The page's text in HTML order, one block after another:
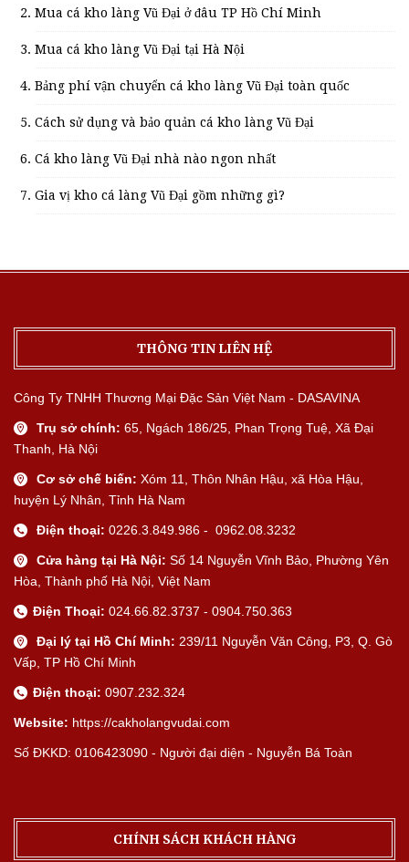
Mua cá kho làng Vũ Đại ở đâu TP Hồ Chí Minh
Mua cá kho làng Vũ Đại tại Hà Nội
Bảng phí vận chuyển cá kho làng Vũ Đại toàn quốc
Cách sử dụng và bảo quản cá kho làng Vũ Đại
Cá kho làng Vũ Đại nhà nào ngon nhất
Gia vị kho cá làng Vũ Đại gồm những gì?
THÔNG TIN LIÊN HỆ
Công Ty TNHH Thương Mại Đặc Sản Việt Nam - DASAVINA
Trụ sở chính: 65, Ngách 186/25, Phan Trọng Tuệ, Xã Đại
Thanh, Hà Nội
Cơ sở chế biến: Xóm 11, Thôn Nhân Hậu, xã Hòa Hậu,
huyện Lý Nhân, Tỉnh Hà Nam
Điện thoại: 0226.3.849.986 - 0962.08.3232
Cửa hàng tại Hà Nội: Số 14 Nguyễn Vĩnh Bảo, Phường Yên
Hòa, Thành phố Hà Nội, Việt Nam
Điện Thoại: 024.66.82.3737 - 0904.750.363
Đại lý tại Hồ Chí Minh: 239/11 Nguyễn Văn Công, P3, Q. Gò
Vấp, TP Hồ Chí Minh
Điện thoại: 0907.232.324
Website: https://cakholangvudai.com
Số ĐKKD: 0106423090 - Người đại diện - Nguyễn Bá Toàn
CHÍNH SÁCH KHÁCH HÀNG